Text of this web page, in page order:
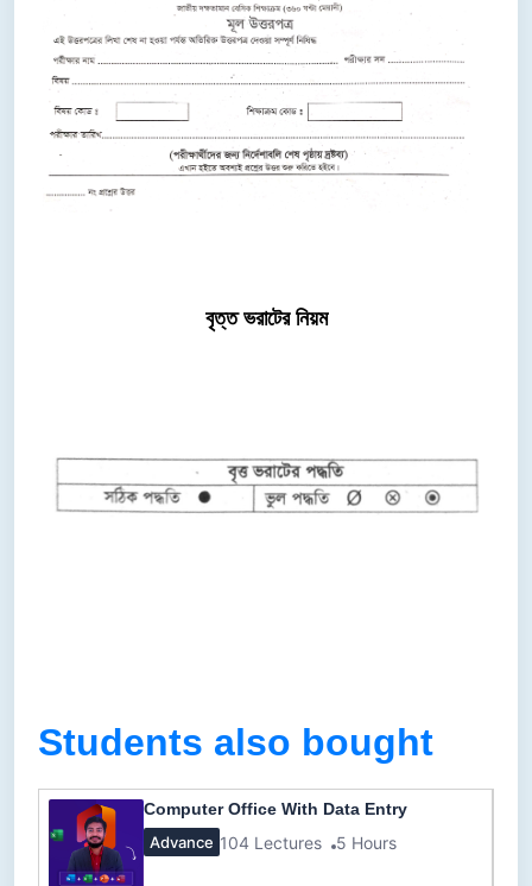
বৃত্ত ভরাটের নিয়ম
Students also bought
Computer Office With Data Entry
Advance 104 Lectures 5 Hours